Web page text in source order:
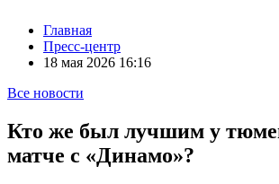
Главная
Пресс-центр
18 мая 2026 16:16
Все новости
Кто же был лучшим у
матче с «Динамо»?